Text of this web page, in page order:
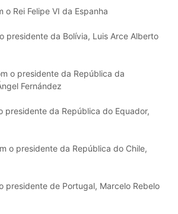
o Rei Felipe VI da Espanha
presidente da Bolívia, Luis Arce Alberto
o presidente da República da
Fernández
presidente da República do Equador,
o presidente da República do Chile,
presidente de Portugal, Marcelo Rebelo